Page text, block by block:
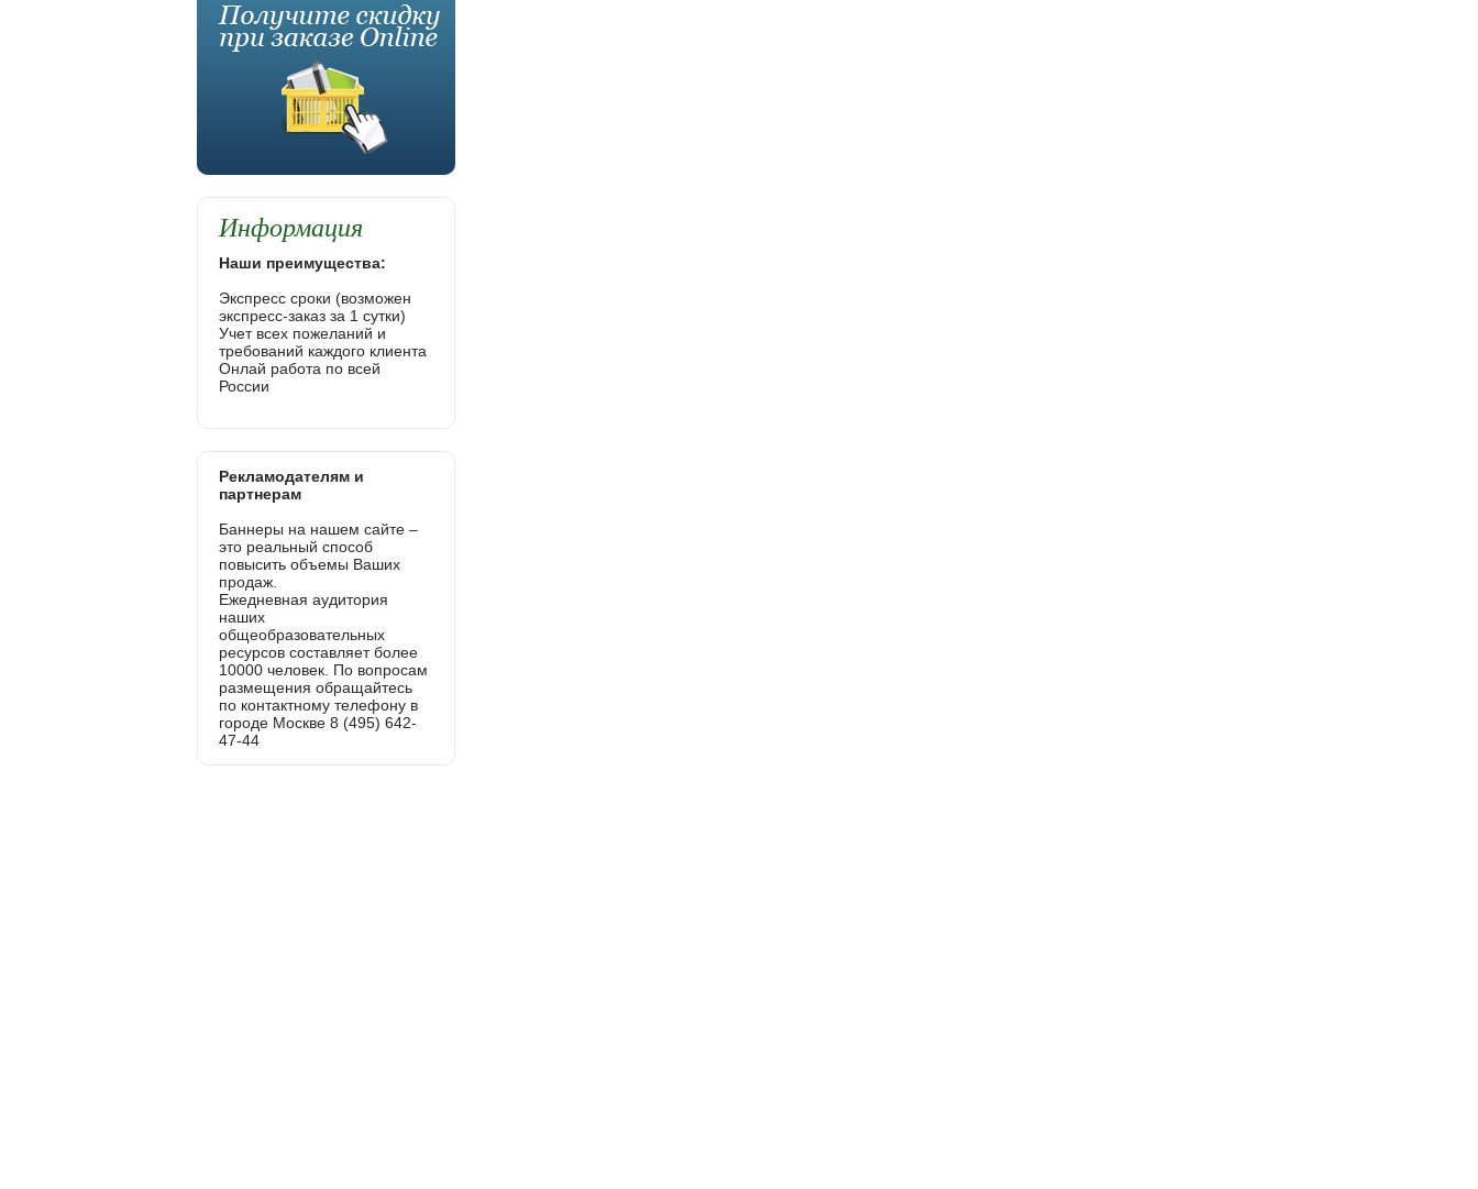
Информация
Наши преимущества:
Экспресс сроки (возможен
экспресс-заказ за 1 сутки)
Учет всех пожеланий и
требований каждого клиента
Онлай работа по всей
России
Рекламодателям и
партнерам
Баннеры на нашем сайте –
это реальный способ
повысить объемы Ваших
продаж.
Ежедневная аудитория
наших
общеобразовательных
ресурсов составляет более
10000 человек. По вопросам
размещения обращайтесь
по контактному телефону в
городе Москве 8 (495) 642-
47-44